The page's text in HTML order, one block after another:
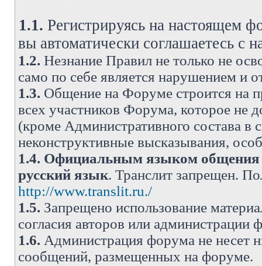
1.1. Регистрируясь на настоящем
вы автоматически соглашаетесь
1.2. Незнание Правил не только не
само по себе является нарушением и
1.3. Общение на Форуме строится на
всех участников Форума, которое не
(кроме Административного состава в
неконструктивные высказывания,
1.4. Официальным языком общения
русский язык. Транслит запрещен.
http://www.translit.ru./
1.5. Запрещено использование
согласия авторов или администрации
1.6. Администрация форума не несет
сообщений, размещенных на форуме.